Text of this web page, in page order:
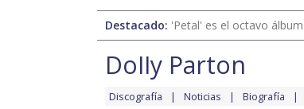
Destacado: 'Petal' es el octavo
Dolly Parton
Discografía Noticias Biografía